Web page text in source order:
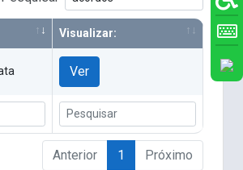
Visualizar:
Ver
Anterior 1 Próximo